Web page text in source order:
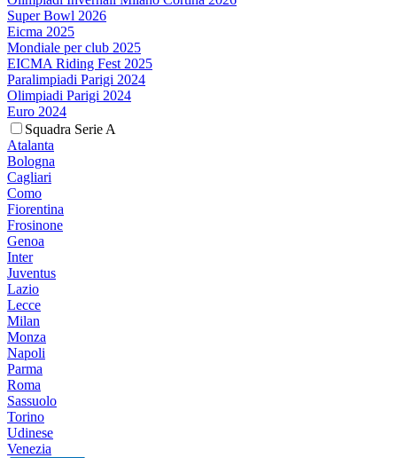
Super Bowl 2026
Eicma 2025
Mondiale per club 2025
EICMA Riding Fest 2025
Paralimpiadi Parigi 2024
Olimpiadi Parigi 2024
Euro 2024
Squadra Serie A
Atalanta
Bologna
Cagliari
Como
Fiorentina
Frosinone
Genoa
Inter
Juventus
Lazio
Lecce
Milan
Monza
Napoli
Parma
Roma
Sassuolo
Torino
Udinese
Venezia